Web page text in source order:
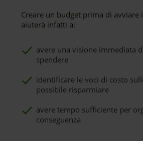
Creare un budget prima di avviare
aiuterà infatti a:
avere una visione immediata
spendere
identificare le voci di costo
possibile risparmiare
avere tempo sufficiente per
conseguenza